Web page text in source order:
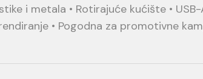
i metala • Rotirajuće kućište •
• Pogodna za promotivne